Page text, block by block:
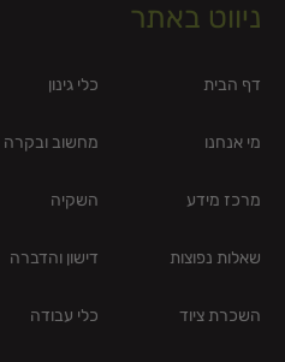
ניווט באתר
דף הבית
מי אנחנו
מרכז מידע
שאלות נפוצות
השכרת ציוד
כלי גינון
מחשוב ובקרה
השקיה
דישון והדברה
כלי עבודה